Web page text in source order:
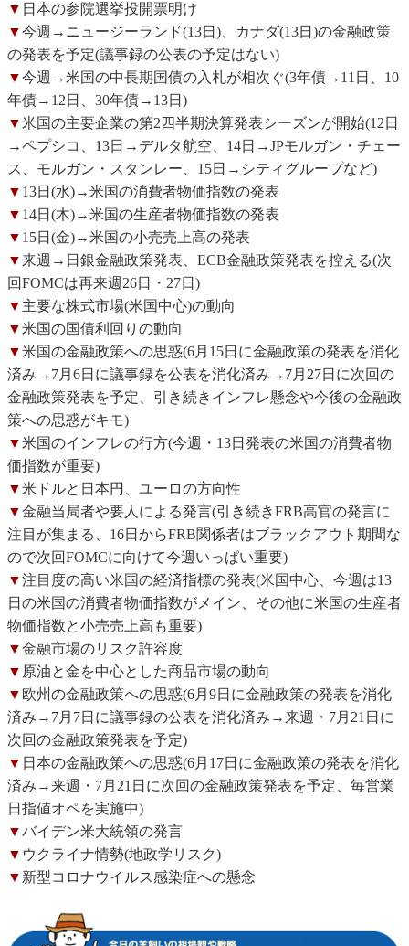
▼ 日本の参院選挙投開票明け
▼今週→ニュージーランド(13日)、カナダ(13日)の金融政策
の発表を予定(議事録の公表の予定はない)
▼今週→米国の中長期国債の入札が相次ぐ(3年債→11日、10
年債→12日、30年債→13日)
▼米国の主要企業の第2四半期決算発表シーズンが開始(12日
→ペプシコ、13日→デルタ航空、14日→JPモルガン・チェー
ス、モルガン・スタンレー、15日→シティグループなど)
▼ 13日(水)→米国の消費者物価指数の発表
▼ 14日(木)→米国の生産者物価指数の発表
▼ 15日(金)→米国の小売売上高の発表
▼来週→日銀金融政策発表、ECB金融政策発表を控える(次
回FOMCは再来週26日・27日)
▼ 主要な株式市場(米国中心)の動向
▼米国の国債利回りの動向
▼米国の金融政策への思惑(6月15日に金融政策の発表を消化
済み→7月6日に議事録を公表を消化済み→7月27日に次回の
金融政策発表を予定、引き続きインフレ懸念や今後の金融政
策への思惑がキモ)
▼米国のインフレの行方(今週・13日発表の米国の消費者物
価指数が重要)
▼米ドルと日本円、ユーロの方向性
▼金融当局者や要人による発言(引き続きFRB高官の発言に
注目が集まる、16日からFRB関係者はブラックアウト期間な
ので次回FOMCに向けて今週いっぱい重要)
▼注目度の高い米国の経済指標の発表(米国中心、今週は13
日の米国の消費者物価指数がメイン、その他に米国の生産者
物価指数と小売売上高も重要)
▼金融市場のリスク許容度
▼ 原油と金を中心とした商品市場の動向
▼ 欧州の金融政策への思惑(6月9日に金融政策の発表を消化
済み→7月7日に議事録の公表を消化済み→来週・7月21日に
次回の金融政策発表を予定)
▼ 日本の金融政策への思惑(6月17日に金融政策の発表を消化
済み→来週・7月21日に次回の金融政策発表を予定、毎営業
日指値オペを実施中)
▼バイデン米大統領の発言
▼ ウクライナ情勢(地政学リスク)
▼ 新型コロナウイルス感染症への懸念